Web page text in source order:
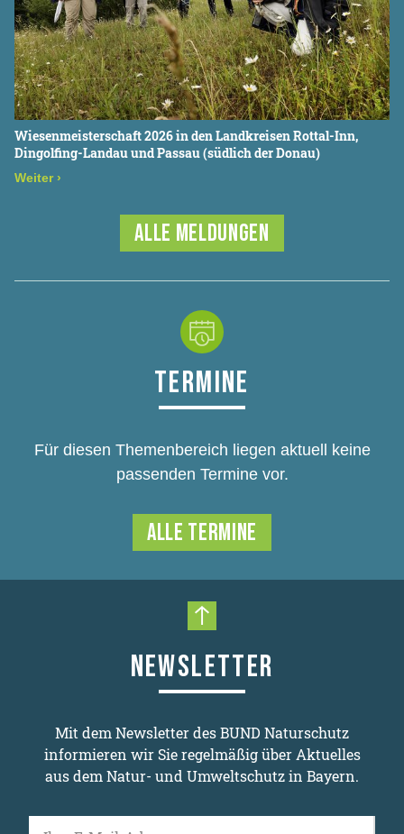
Wiesenmeisterschaft 2026 in den Landkreisen Rottal-Inn,
Dingolfing-Landau und Passau (südlich der Donau)
Weiter ›
ALLE MELDUNGEN
TERMINE
Für diesen Themenbereich liegen aktuell keine
passenden Termine vor.
ALLE TERMINE
Nach oben scrollen
NEWSLETTER
Mit dem Newsletter des BUND Naturschutz
informieren wir Sie regelmäßig über Aktuelles
aus dem Natur- und Umweltschutz in Bayern.